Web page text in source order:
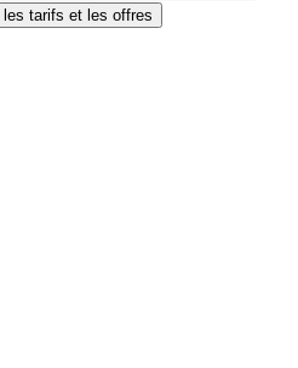
tarifs et les offres